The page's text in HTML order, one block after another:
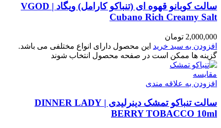
سالت کوبانو قهوه ای (تنباکو کارامل) ویگاد | VGOD
Cubano Rich Creamy Salt
2,000,000 تومان
افزودن به سبد خرید این محصول دارای انواع مختلفی می باشد.
گزینه ها ممکن است در صفحه محصول انتخاب شوند
مقایسه
افزودن به علاقه مندی
سالت تنباکو تمشک دینرلیدی | DINNER LADY
BERRY TOBACCO 10ml